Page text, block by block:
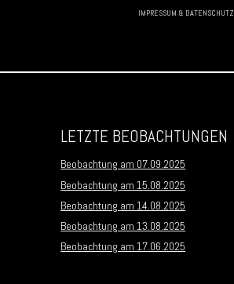
IMPRESSUM & DATENSCHUTZ
LETZTE BEOBACHTUNGEN
Beobachtung am 07.09.2025
Beobachtung am 15.08.2025
Beobachtung am 14.08.2025
Beobachtung am 13.08.2025
Beobachtung am 17.06.2025